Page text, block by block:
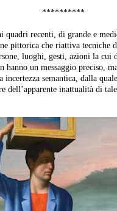
**********
quadri recenti, di grande e
pittorica che riattiva tecniche
luoghi, gesti, azioni la cui
un messaggio preciso,
incertezza semantica, dalla
dell’apparente inattualità di